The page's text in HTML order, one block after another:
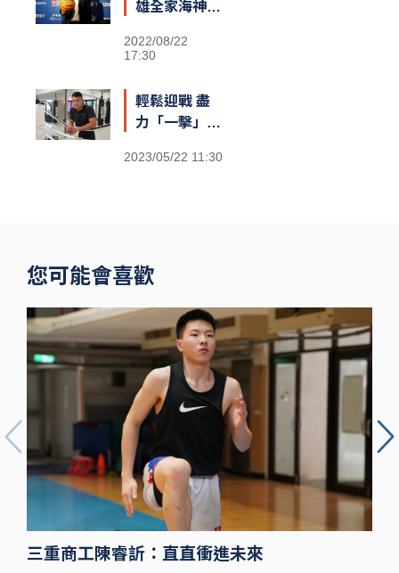
雄全家海神執
2022/08/22
17:30
輕鬆迎戰 盡
力「一擊」：
泰拳世界冠軍
2023/05/22 11:30
您可能會喜歡
三重商工陳睿訢：直直衝進未來